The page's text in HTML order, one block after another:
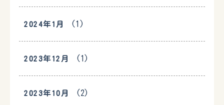
2024年1月 (1)
2023年12月 (1)
2023年10月 (2)